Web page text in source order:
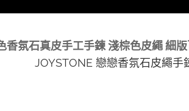
香氛石真皮手工手鍊 淺棕色皮繩 細
JOYSTONE 戀戀香氛石皮繩手